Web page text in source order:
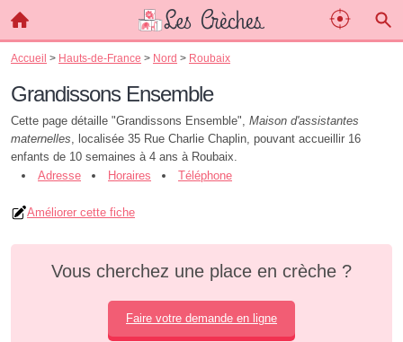
Accueil > Hauts-de-France > Nord > Roubaix
Grandissons Ensemble
Cette page détaille "Grandissons Ensemble", Maison d'assistantes
maternelles, localisée 35 Rue Charlie Chaplin, pouvant accueillir 16
enfants de 10 semaines à 4 ans à Roubaix.
Adresse
Horaires Téléphone
Améliorer cette fiche
Vous cherchez une place en crèche ?
Faire votre demande en ligne